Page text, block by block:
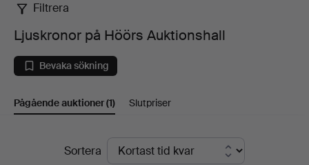
Ljuskronor
på
Höörs
Auktionshall
Filtrera
Ljuskronor på Höörs Auktionshall
Bevaka sökning
Pågående auktioner(1) Slutpriser
PågåendeSortera